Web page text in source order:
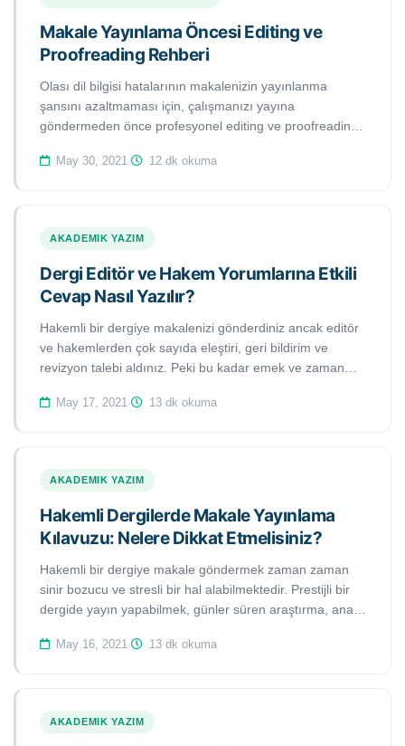
bulacaksınız.
Makale Yayınlama Öncesi Editing ve
Proofreading Rehberi
Olası dil bilgisi hatalarının makalenizin yayınlanma
şansını azaltmaması için, çalışmanızı yayına
göndermeden önce profesyonel editing ve proofreading
avantajlar sağlayacaktır. Bu çalışmamızda, makalenizi
May 30, 2021· 12 dk okuma
AKADEMIK YAZIM
Dergi Editör ve Hakem Yorumlarına Etkili
Cevap Nasıl Yazılır?
Hakemli bir dergiye makalenizi gönderdiniz ancak editör
ve hakemlerden çok sayıda eleştiri, geri bildirim ve
revizyon talebi aldınız. Peki bu kadar emek ve zaman
kaçırmamak için editör ve hakem yorumlarına etkili
May 17, 2021· 13 dk okuma
AKADEMIK YAZIM
Hakemli Dergilerde Makale Yayınlama
Kılavuzu: Nelere Dikkat Etmelisiniz?
Hakemli bir dergiye makale göndermek zaman zaman
sinir bozucu ve stresli bir hal alabilmektedir. Prestijli bir
dergide yayın yapabilmek, günler süren araştırma, analiz
harcandıktan sonra doğal olarak makalenizin
May 16, 2021· 13 dk okuma
AKADEMIK YAZIM